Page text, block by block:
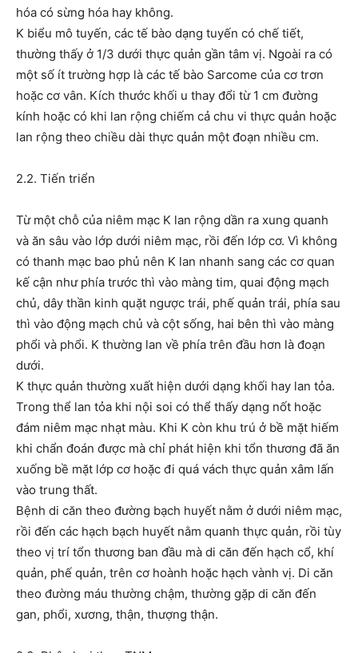
hóa có sừng hóa hay không.
K biểu mô tuyến, các tế bào dạng tuyến có chế tiết,
thường thấy ở 1/3 dưới thực quản gần tâm vị. Ngoài ra có
một số ít trường hợp là các tế bào Sarcome của cơ trơn
hoặc cơ vân. Kích thước khối u thay đổi từ 1 cm đường
kính hoặc có khi lan rộng chiếm cả chu vi thực quản hoặc
lan rộng theo chiều dài thực quản một đoạn nhiều cm.
2.2. Tiến triển
Từ một chỗ của niêm mạc K lan rộng dần ra xung quanh
và ăn sâu vào lớp dưới niêm mạc, rồi đến lớp cơ. Vì không
có thanh mạc bao phủ nên K lan nhanh sang các cơ quan
kế cận như phía trước thì vào màng tim, quai động mạch
chủ, dây thần kinh quặt ngược trái, phế quản trái, phía sau
thì vào động mạch chủ và cột sống, hai bên thì vào màng
phổi và phổi. K thường lan về phía trên đầu hơn là đoạn
dưới.
K thực quản thường xuất hiện dưới dạng khối hay lan tỏa.
Trong thể lan tỏa khi nội soi có thể thấy dạng nốt hoặc
đám niêm mạc nhạt màu. Khi K còn khu trú ở bề mặt hiếm
khi chẩn đoán được mà chỉ phát hiện khi tổn thương đã ăn
xuống bề mặt lớp cơ hoặc đi quá vách thực quản xâm lấn
vào trung thất.
Bệnh di căn theo đường bạch huyết nằm ở dưới niêm mạc,
rồi đến các hạch bạch huyết nằm quanh thực quản, rồi tùy
theo vị trí tổn thương ban đầu mà di căn đến hạch cổ, khí
quản, phế quản, trên cơ hoành hoặc hạch vành vị. Di căn
theo đường máu thường chậm, thường gặp di căn đến
gan, phổi, xương, thận, thượng thận.